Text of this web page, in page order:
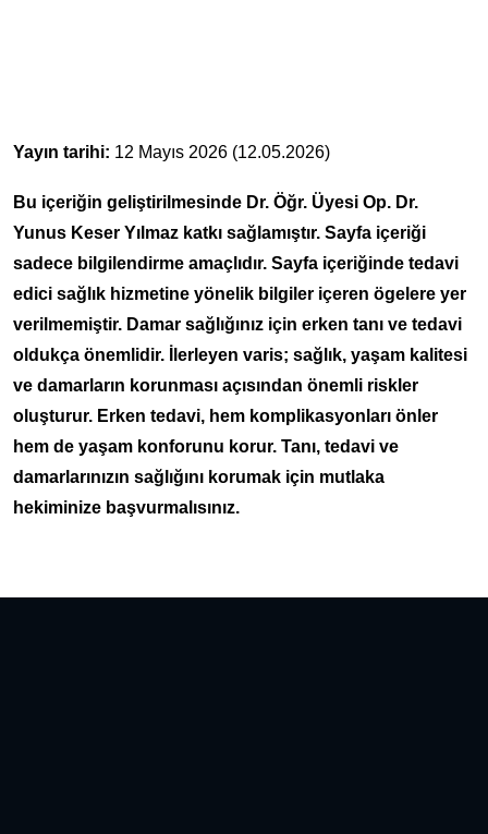
Yayın tarihi: 12 Mayıs 2026 (12.05.2026)
Bu içeriğin geliştirilmesinde Dr. Öğr. Üyesi Op. Dr.
Yunus Keser Yılmaz katkı sağlamıştır. Sayfa içeriği
sadece bilgilendirme amaçlıdır. Sayfa içeriğinde tedavi
edici sağlık hizmetine yönelik bilgiler içeren ögelere yer
verilmemiştir. Damar sağlığınız için erken tanı ve tedavi
oldukça önemlidir. İlerleyen varis; sağlık, yaşam kalitesi
ve damarların korunması açısından önemli riskler
oluşturur. Erken tedavi, hem komplikasyonları önler
hem de yaşam konforunu korur. Tanı, tedavi ve
damarlarınızın sağlığını korumak için mutlaka
hekiminize başvurmalısınız.